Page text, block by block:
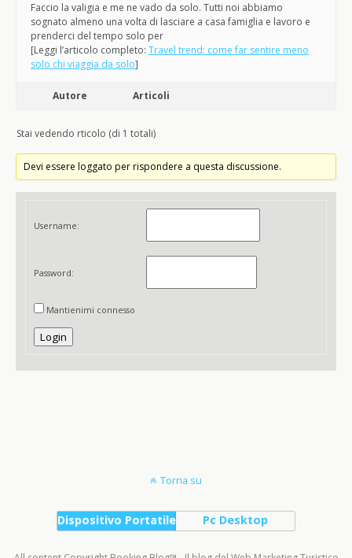
Faccio la valigia e me ne vado da solo. Tutti noi abbiamo
sognato almeno una volta di lasciare a casa famiglia e lavoro e
prenderci del tempo solo per
[Leggi l’articolo completo: Travel trend: come far sentire meno
solo chi viaggia da solo]
Autore Articoli
Stai vedendo rticolo (di 1 totali)
Devi essere loggato per rispondere a questa discussione.
Username:
Password:
Mantienimi connesso
Login
Torna su
Dispositivo Portatile Pc Desktop